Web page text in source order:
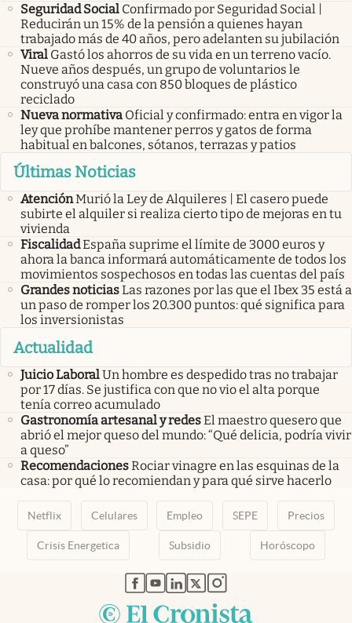
Seguridad Social Confirmado por Seguridad Social |
Reducirán un 15% de la pensión a quienes hayan
trabajado más de 40 años, pero adelanten su jubilación
Viral Gastó los ahorros de su vida en un terreno vacío.
Nueve años después, un grupo de voluntarios le
construyó una casa con 850 bloques de plástico
reciclado
Nueva normativa Oficial y confirmado: entra en vigor la
ley que prohíbe mantener perros y gatos de forma
habitual en balcones, sótanos, terrazas y patios
Últimas Noticias
AtenciónMurió la Ley de Alquileres | El casero puede
subirte el alquiler si realiza cierto tipo de mejoras en tu
vivienda
FiscalidadEspaña suprime el límite de 3000 euros y
ahora la banca informará automáticamente de todos los
movimientos sospechosos en todas las cuentas del país
Grandes noticiasLas razones por las que el Ibex 35 está a
un paso de romper los 20.300 puntos: qué significa para
los inversionistas
Actualidad
Juicio LaboralUn hombre es despedido tras no trabajar
por 17 días. Se justifica con que no vio el alta porque
tenía correo acumulado
Gastronomía artesanal y redesEl maestro quesero que
abrió el mejor queso del mundo: “Qué delicia, podría vivir
a queso”
RecomendacionesRociar vinagre en las esquinas de la
casa: por qué lo recomiendan y para qué sirve hacerlo
Netflix Celulares Empleo SEPE Precios
Crisis Energetica Subsidio Horóscopo
abre en nueva pestaña
abre en nueva pestaña
abre en nueva pestaña
abre en nueva pestaña
abre en nueva pestaña